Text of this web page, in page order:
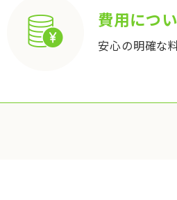
費用につ
安心の明確な